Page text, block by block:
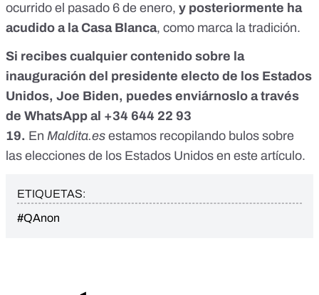
ocurrido el pasado 6 de enero, y posteriormente ha
acudido a la Casa Blanca, como marca la tradición.
Si recibes cualquier contenido sobre la
inauguración del presidente electo de los Estados
Unidos, Joe Biden, puedes enviárnoslo a través
de WhatsApp al +34 644 22 93
19. En Maldita.es estamos recopilando bulos sobre
las elecciones de los Estados Unidos en este artículo.
ETIQUETAS:
#QAnon